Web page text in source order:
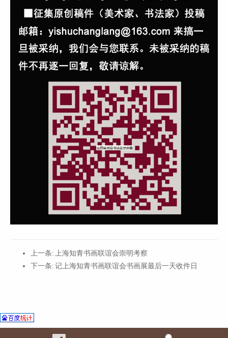
上一条:上海知青书画联谊会崇明考察
下一条:记上海知青书画联谊会书画展最后一天收件日